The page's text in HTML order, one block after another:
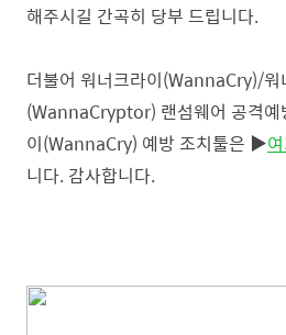
해주시길 간곡히 당부 드립니다.
더불어 워너크라이(WannaCry)/워
(WannaCryptor) 랜섬웨어 공격예
이(WannaCry) 예방 조치툴은 ▶
니다. 감사합니다.